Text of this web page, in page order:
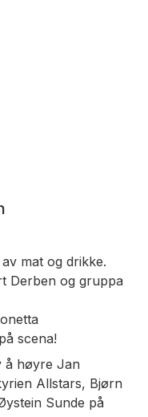
mat og drikke.
Derben og gruppa
scena!
å høyre Jan
Allstars, Bjørn
Sunde på